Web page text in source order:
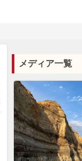
メディア一覧